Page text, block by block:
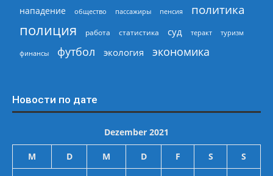
нападение
общество пассажиры пенсия политика
полиция работа статистика суд теракт туризм
финансы футбол экология экономика
Новости по дате
Dezember 2021
M D M D F S S